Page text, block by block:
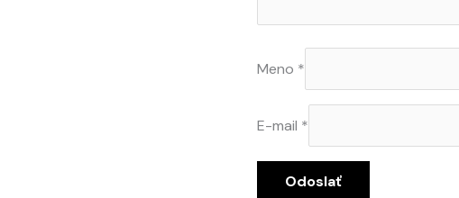
Meno *
E-mail *